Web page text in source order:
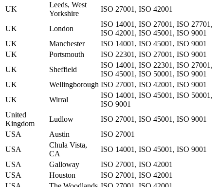
UK
Leeds, West
Yorkshire
ISO 27001, ISO 42001
UK London
ISO 14001, ISO 27001, ISO 27701,
ISO 42001, ISO 45001, ISO 9001
UK
Manchester
ISO 14001, ISO 45001, ISO 9001
UK
Portsmouth
ISO 22301, ISO 27001, ISO 9001
UK
Sheffield
ISO 14001, ISO 22301, ISO 27001,
ISO 45001, ISO 50001, ISO 9001
UK
Wellingborough ISO 27001, ISO 42001, ISO 9001
UK
Wirral
ISO 14001, ISO 45001, ISO 50001,
ISO 9001
United
Kingdom
Ludlow
ISO 27001, ISO 45001, ISO 9001
USA
Austin
ISO 27001
USA
Chula Vista,
CA
ISO 14001, ISO 45001, ISO 9001
USA
Galloway
ISO 27001, ISO 42001
USA
Houston
ISO 27001, ISO 42001